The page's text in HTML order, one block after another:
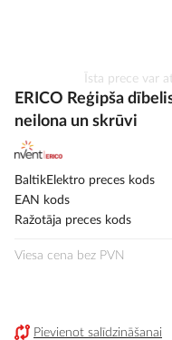
uz
galerijas
Īsta prece var
ERICO Reģipša
neilona un skrūvi
BaltikElektro preces kods
EAN kods
Ražotāja preces kods
Viesa cena bez PVN
Pievienot salīdzināšanai